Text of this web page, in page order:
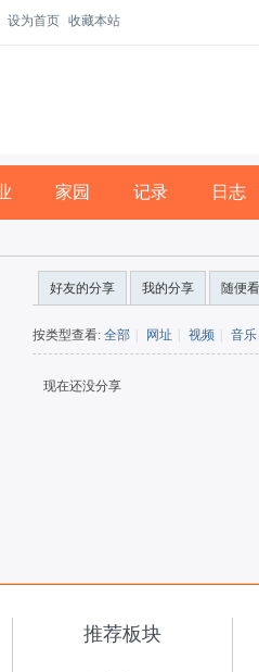
设为首页 收藏本站
家园 记录 日志
好友的分享 我的分享 随便
按类型查看: 全部 网址 视频 音乐
现在还没分享
推荐板块